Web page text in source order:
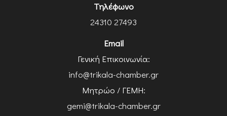
Τηλέφωνο
24310 27493
Email
Γενική Επικοινωνία:
info@trikala-chamber.gr
Μητρώο / ΓΕΜΗ:
gemi@trikala-chamber.gr